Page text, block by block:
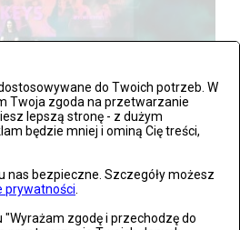
do Twoich potrzeb. W
Twoja zgoda na przetwarzanie
lepszą stronę - z dużym
będzie mniej i ominą Cię treści,
nas bezpieczne. Szczegóły możesz
prywatności
"Wyrażam zgodę i przechodzę do
w Warszawie